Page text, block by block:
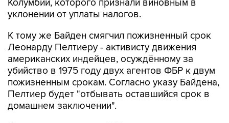
К тому же Байден смягчил пожизненный срок
американских индейцев, осуждённому за
убийство в 1975 году двух агентов ФБР к двум
пожизненным срокам. Согласно указу Байдена,
Пелтиер будет "отбывать оставшийся срок в
домашнем заключении".
Ранее в понедельник Байден помиловал